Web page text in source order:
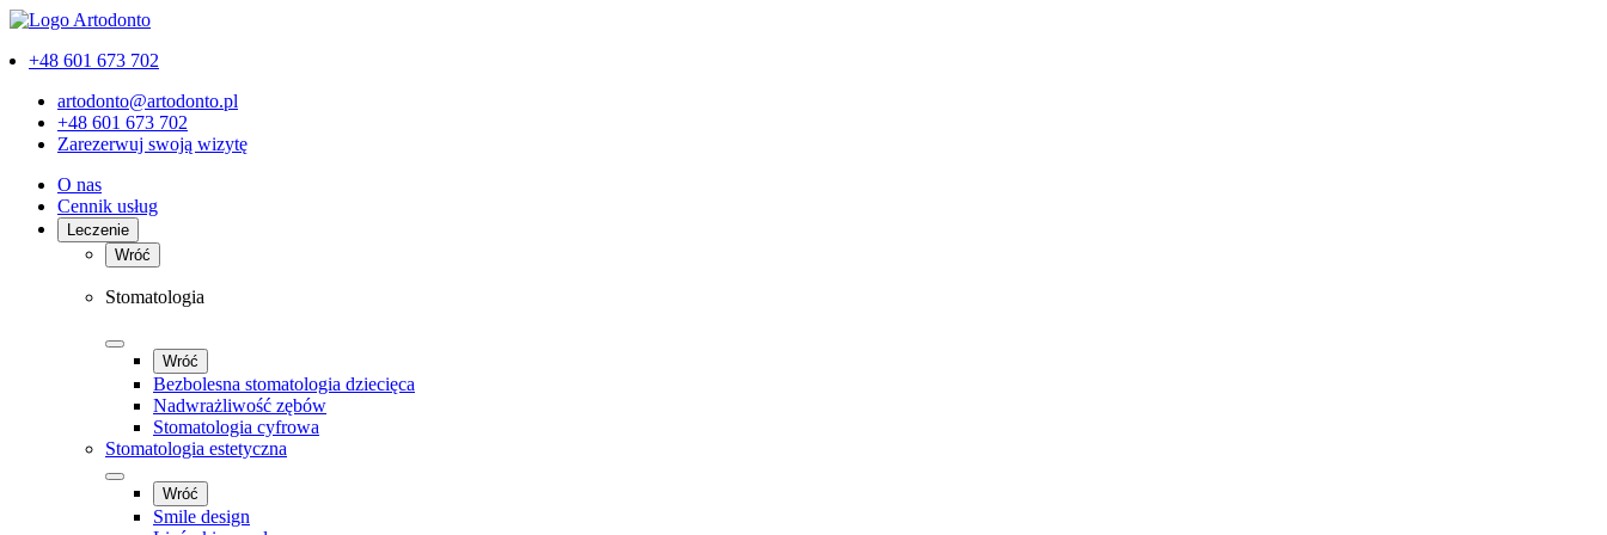
+48 601 673 702
artodonto@artodonto.pl
+48 601 673 702
Zarezerwuj swoją wizytę
O nas
Cennik usług
Leczenie
Wróć
Stomatologia
Wróć
Bezbolesna stomatologia dziecięca
Nadwrażliwość zębów
Stomatologia cyfrowa
Stomatologia estetyczna
Wróć
Smile design